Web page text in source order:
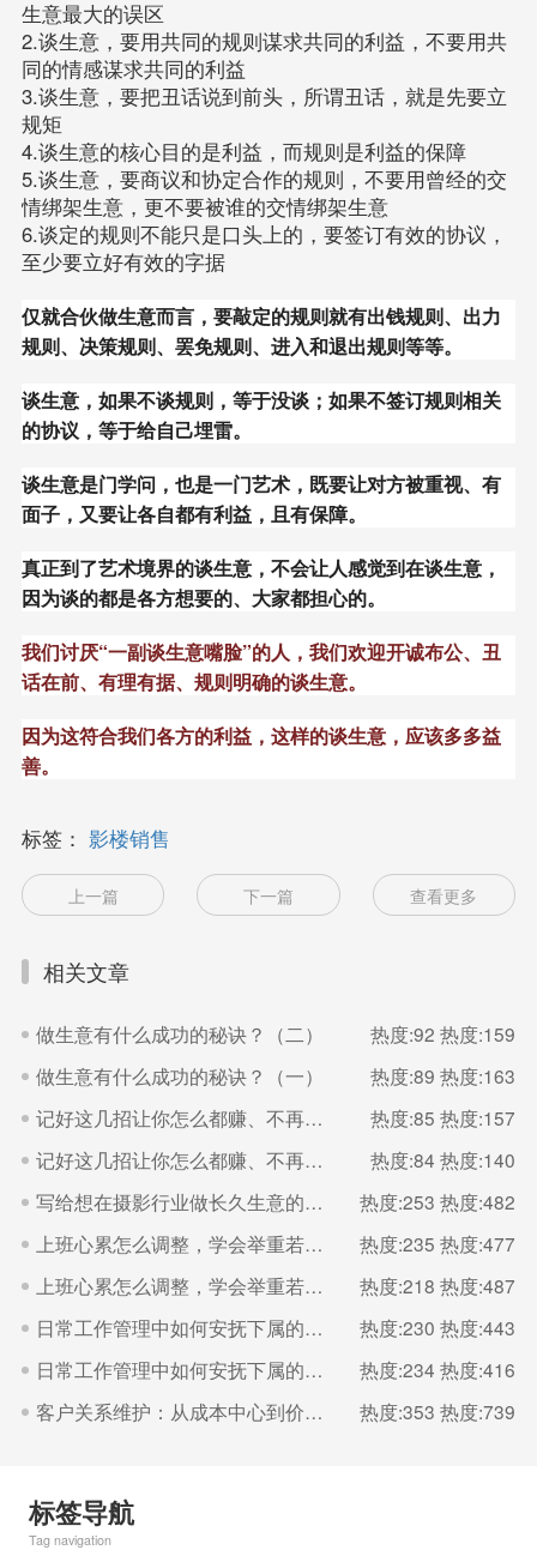
生意最大的误区
2.谈生意，要用共同的规则谋求共同的利益，不要用共
同的情感谋求共同的利益
3.谈生意，要把丑话说到前头，所谓丑话，就是先要立
规矩
4.谈生意的核心目的是利益，而规则是利益的保障
5.谈生意，要商议和协定合作的规则，不要用曾经的交
情绑架生意，更不要被谁的交情绑架生意
6.谈定的规则不能只是口头上的，要签订有效的协议，
至少要立好有效的字据
仅就合伙做生意而言，要敲定的规则就有出钱规则、出力
规则、决策规则、罢免规则、进入和退出规则等等。
谈生意，如果不谈规则，等于没谈；如果不签订规则相关
的协议，等于给自己埋雷。
谈生意是门学问，也是一门艺术，既要让对方被重视、有
面子，又要让各自都有利益，且有保障。
真正到了艺术境界的谈生意，不会让人感觉到在谈生意，
因为谈的都是各方想要的、大家都担心的。
我们讨厌“一副谈生意嘴脸”的人，我们欢迎开诚布公、丑
话在前、有理有据、规则明确的谈生意。
因为这符合我们各方的利益，这样的谈生意，应该多多益
善。
标签： 影楼销售
上一篇 下一篇 查看更多
相关文章
做生意有什么成功的秘诀？（二） 热度:92 热度:159
做生意有什么成功的秘诀？（一）
热度:89 热度:163
记好这几招让你怎么都赚、不再多干还吃亏（二）
热度:85 热度:157
记好这几招让你怎么都赚、不再多干还吃亏（一）
热度:84 热度:140
写给想在摄影行业做长久生意的你。
热度:253 热度:482
上班心累怎么调整，学会举重若轻（二）
热度:235 热度:477
上班心累怎么调整，学会举重若轻（一）
热度:218 热度:487
日常工作管理中如何安抚下属的情绪？（二）
热度:230 热度:443
日常工作管理中如何安抚下属的情绪？（一）
热度:234 热度:416
客户关系维护：从成本中心到价值增长的引擎（一）
热度:353 热度:739
标签导航
Tag navigation